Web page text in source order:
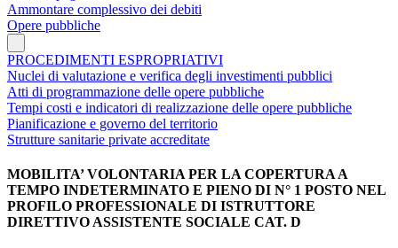
Ammontare complessivo dei debiti
Opere pubbliche
PROCEDIMENTI ESPROPRIATIVI
Nuclei di valutazione e verifica degli investimenti pubblici
Atti di programmazione delle opere pubbliche
Tempi costi e indicatori di realizzazione delle opere pubbliche
Pianificazione e governo del territorio
Strutture sanitarie private accreditate
MOBILITA’ VOLONTARIA PER LA COPERTURA A
TEMPO INDETERMINATO E PIENO DI N° 1 POSTO NEL
PROFILO PROFESSIONALE DI ISTRUTTORE
DIRETTIVO ASSISTENTE SOCIALE CAT. D